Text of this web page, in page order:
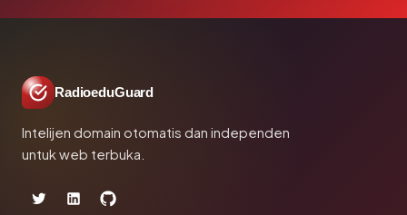
RadioeduGuard
Intelijen domain otomatis dan independen
untuk web terbuka.